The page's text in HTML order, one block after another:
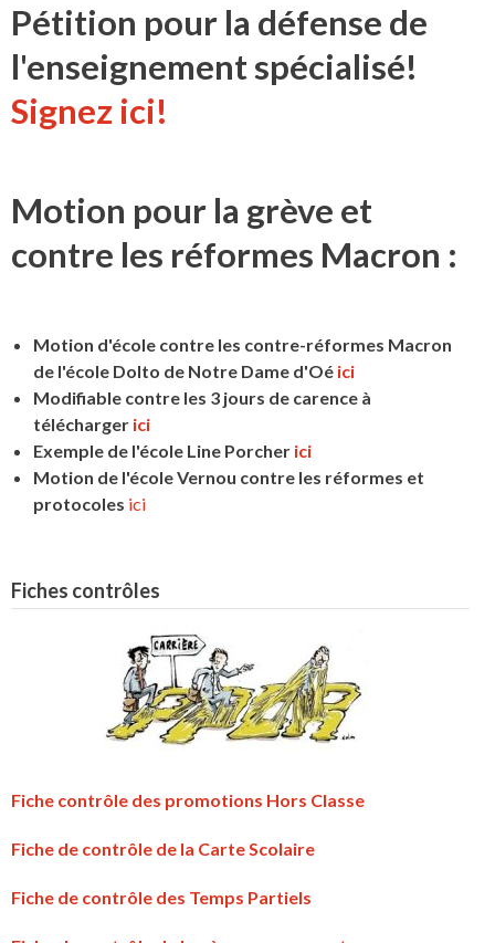
Pétition pour la défense de
l'enseignement spécialisé!
Signez ici!
Motion pour la grève et
contre les réformes Macron :
Motion d'école contre les contre-réformes Macron
de l'école Dolto de Notre Dame d'Oé ici
Modifiable contre les 3 jours de carence à
télécharger ici
Exemple de l'école Line Porcher ici
Motion de l'école Vernou contre les réformes et
protocoles ici
Fiches contrôles
Fiche contrôle des promotions Hors Classe
Fiche de contrôle de la Carte Scolaire
Fiche de contrôle des Temps Partiels